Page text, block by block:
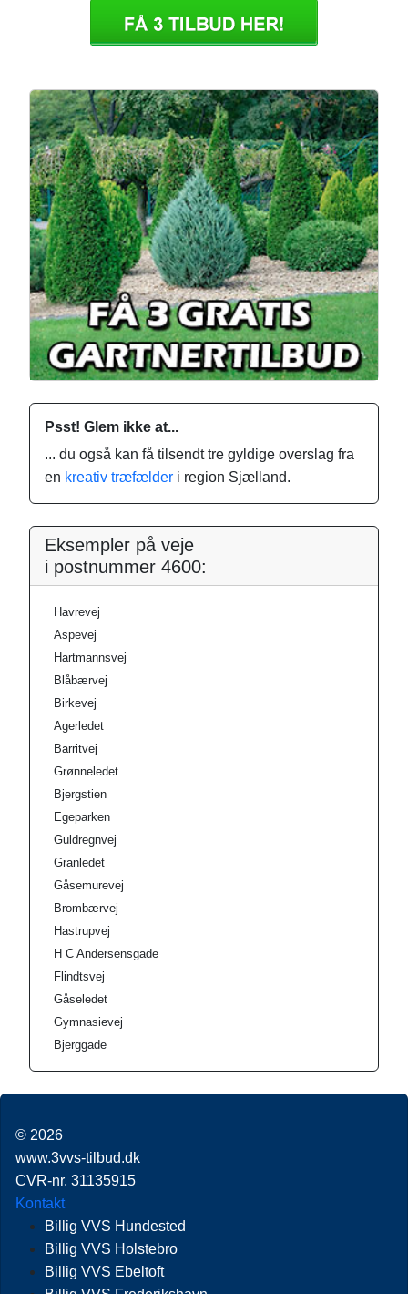
Psst! Glem ikke at...
... du også kan få tilsendt tre gyldige overslag fra
en kreativ træfælder i region Sjælland.
Eksempler på veje
i postnummer 4600:
Havrevej
Aspevej
Hartmannsvej
Blåbærvej
Birkevej
Agerledet
Barritvej
Grønneledet
Bjergstien
Egeparken
Guldregnvej
Granledet
Gåsemurevej
Brombærvej
Hastrupvej
H C Andersensgade
Flindtsvej
Gåseledet
Gymnasievej
Bjerggade
© 2026
www.3vvs-tilbud.dk
CVR-nr. 31135915
Kontakt
Billig VVS Hundested
Billig VVS Holstebro
Billig VVS Ebeltoft